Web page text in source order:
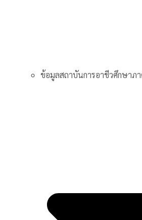
ข้อมูลสถาบันการอาชีวศึกษาภา